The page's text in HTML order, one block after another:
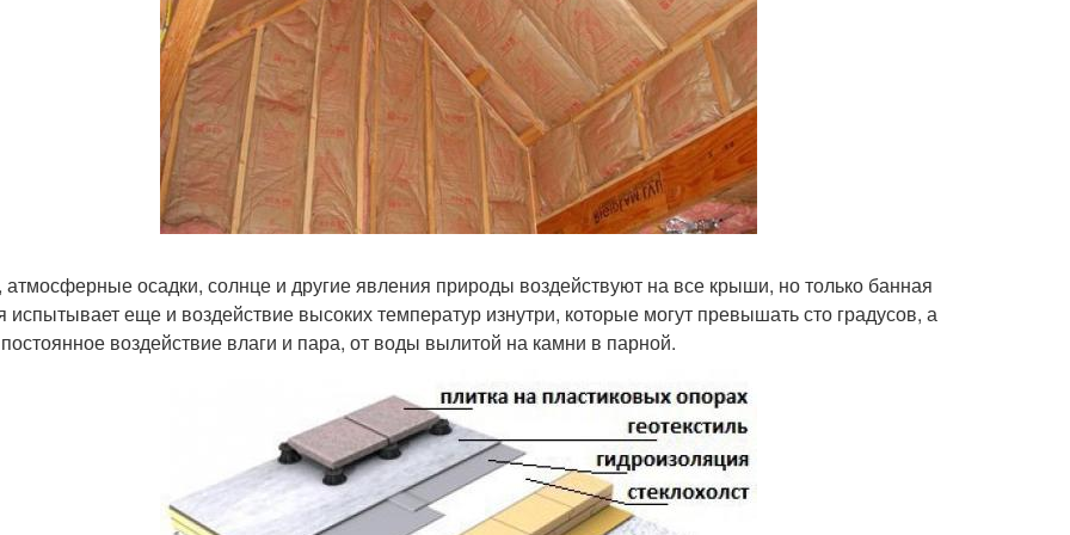
атмосферные осадки, солнце и другие явления природы воздействуют на все крыши, но только банная
испытывает еще и воздействие высоких температур изнутри, которые могут превышать сто градусов, а
воздействие влаги и пара, от воды вылитой на камни в парной.